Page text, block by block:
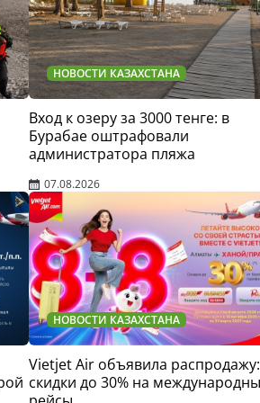
НОВОСТИ КАЗАХСТАНА
Вход к озеру за 3000 тенге: в
Бурабае оштрафовали
администратора пляжа
07.08.2026
НОВОСТИ КАЗАХСТАНА
Vietjet Air объявила распродажу:
скидки до 30% на